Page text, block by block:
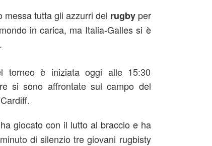
messa tutta gli azzurri del rugbyper
in carica, ma Italia-Galles si è
torneo è iniziata oggi alle 15:30
si sono affrontate sul campo del
ha giocato con il lutto al braccio e ha
di silenzio tre giovani rugbisty